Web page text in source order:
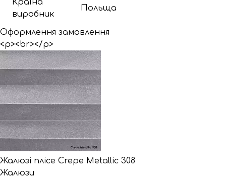
Країна
виробник
Польща
Оформлення замовлення
<p><br></p>
Жалюзі плісе Crepe Metallic 308
Жалюзи